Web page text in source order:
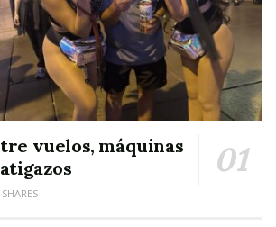
Nieves, nativo de Ahuacatlán.
vuelos, máquinas